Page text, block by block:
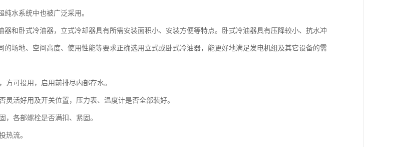
水系统中也被广泛采用。
器和卧式冷油器，立式冷却器具有所需安装面积小、安装方便等特点。卧式冷油器具有压降较小、抗水冲
的场地、空间高度、使用性能等要求正确选用立式或卧式冷油器，能更好地满足发电机组及其它设备的需
方可投用，启用前排尽内部存水。
灵活好用及开关位置，压力表、温度计是否全部装好。
，各部螺栓是否满扣、紧固。
热流。